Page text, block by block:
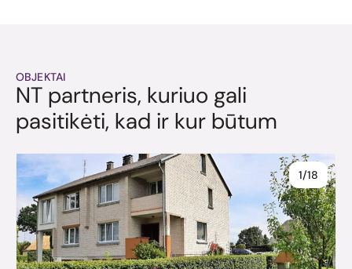
OBJEKTAI
NT partneris, kuriuo gali
pasitikėti, kad ir kur būtum
1/18